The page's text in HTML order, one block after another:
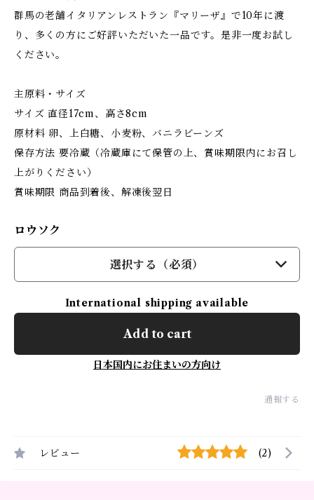
群馬の老舗イタリアンレストラン『マリーザ』で10年に渡
り、多くの方にご好評いただいた一品です。是非一度お試し
ください。
主原料・サイズ
サイズ 直径17cm、高さ8cm
原材料 卵、上白糖、小麦粉、バニラビーンズ
保存方法 要冷蔵（冷蔵庫にて保管の上、賞味期限内にお召し
上がりください）
賞味期限 商品到着後、解凍後翌日
ロウソク
選択する（必須）
International shipping available
Add to cart
日本国内にお住まいの方向け
通報する
レビュー (2)